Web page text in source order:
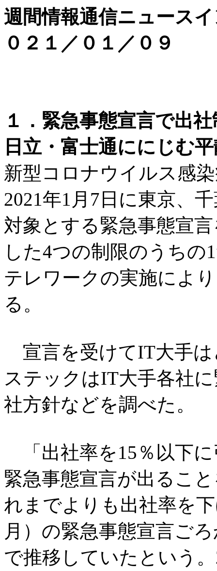
週間情報通信ニュース
０２１／０１／０９
１．緊急事態宣言で出
日立・富士通ににじむ
新型コロナウイルス感
2021年1月7日に東京、
対象とする緊急事態宣
した4つの制限のうちの
テレワークの実施によ
る。
宣言を受けてIT大手は
ステックはIT大手各社
社方針などを調べた。
「出社率を15％以下
緊急事態宣言が出るこ
れまでよりも出社率を
月）の緊急事態宣言ご
で推移していたという